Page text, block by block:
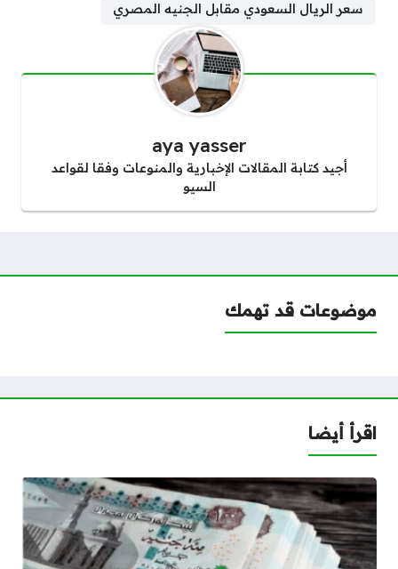
سعر الريال السعودي مقابل الجنيه المصري
aya yasser
أجيد كتابة المقالات الإخبارية والمنوعات وفقا لقواعد
السيو
موضوعات قد تهمك
اقرأ أيضا